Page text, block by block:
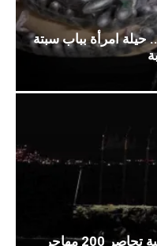
حيلة امرأة بباب سبتة
أغلبهم جزائريين.. البحرية الملكية تحاصر 200 مهاجر